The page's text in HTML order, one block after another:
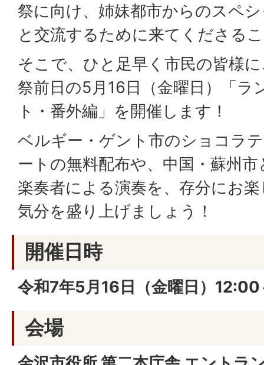
祭に向け、姉妹都市からのスペ
と交流するために来てくださる
そこで、ひと足早く市民の皆様
祭前日の5月16日（金曜日）「ラ
ト・番外編」を開催します！
ベルギー・ゲント市のショコラ
ートの無料配布や、中国・蘇州
楽奏者による演奏を、存分にお
気分を盛り上げましょう！
開催日時
令和7年5月16日（金曜日）
会場